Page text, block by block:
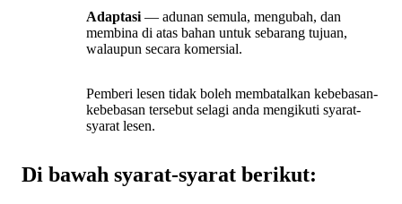
Adaptasi— adunan semula, mengubah, dan
membina di atas bahan untuk sebarang tujuan,
walaupun secara komersial.
Pemberi lesen tidak boleh membatalkan kebebasan-
kebebasan tersebut selagi anda mengikuti syarat-
syarat lesen.
Di bawah syarat-syarat berikut: